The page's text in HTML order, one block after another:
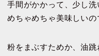
手間がかかって、少し
めちゃめちゃ美味しいの
粉をまぶすためか、油